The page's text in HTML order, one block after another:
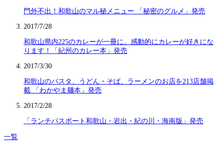
門外不出！和歌山のマル秘メニュー 「秘密のグルメ」発売
2017/7/28
和歌山県内225のカレーが一冊に。感動的にカレーが好きにな
ります！「紀州のカレー本」発売
2017/3/30
和歌山のパスタ、うどん・そば、ラーメンのお店を213店舗掲
載 「わかやま麺本」発売
2017/2/28
「ランチパスポート和歌山・岩出・紀の川・海南版」発売
一覧